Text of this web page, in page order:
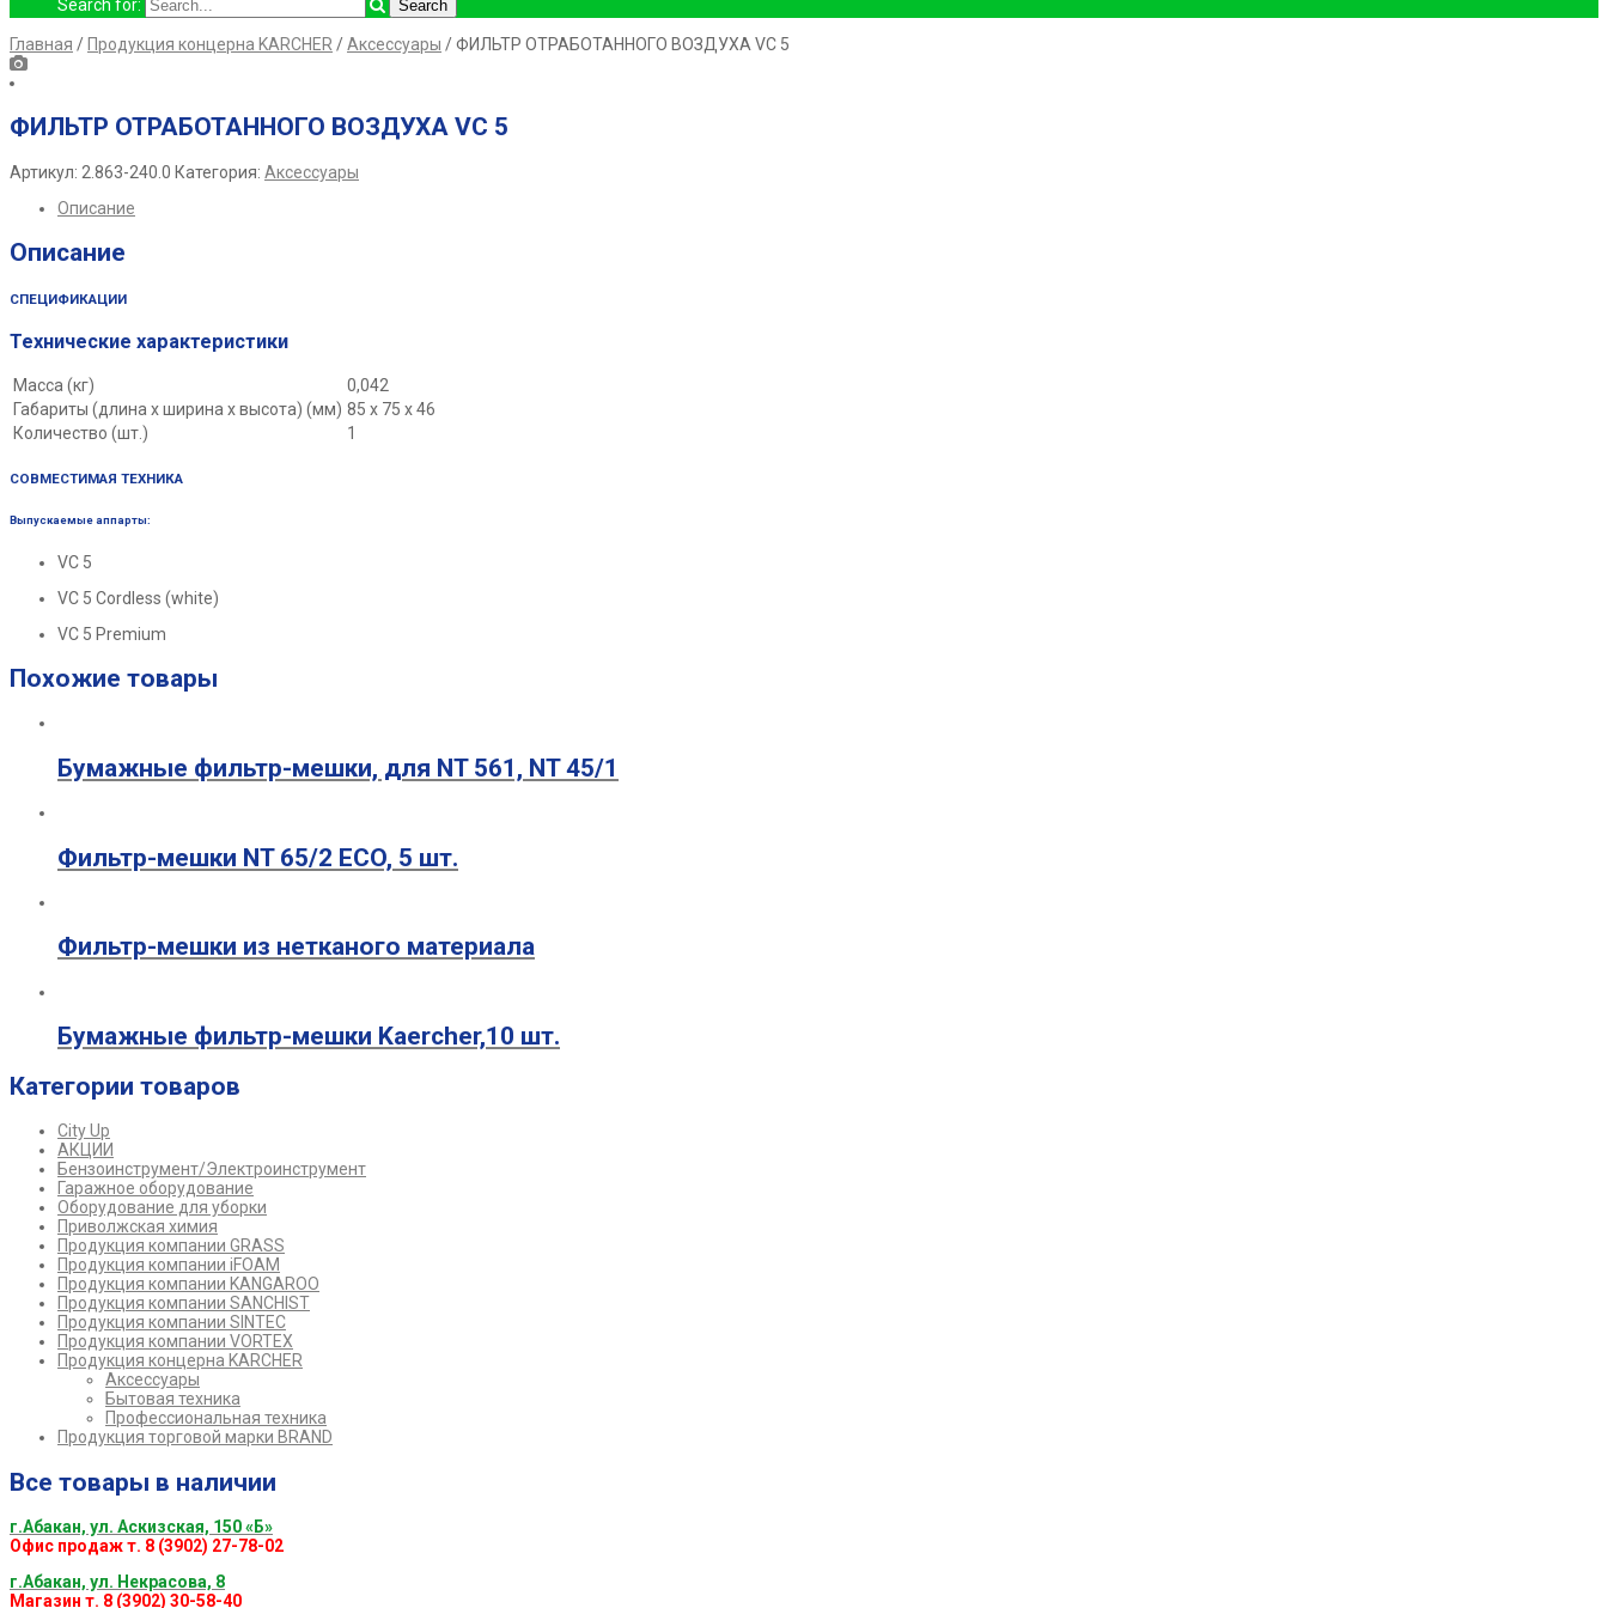
Search for:
Главная / Продукция концерна KARCHER /Аксессуары / ФИЛЬТР ОТРАБОТАННОГО ВОЗДУХА VC 5
ФИЛЬТР ОТРАБОТАННОГО ВОЗДУХА VC 5
Артикул: 2.863-240.0 Категория: Аксессуары
Описание
Описание
СПЕЦИФИКАЦИИ
Технические характеристики
Масса (кг)
0,042
Габариты (длина х ширина х высота) (мм) 85 x 75 x 46
Количество (шт.)
1
СОВМЕСТИМАЯ ТЕХНИКА
Выпускаемые аппарты:
VC 5
VC 5 Cordless (white)
VC 5 Premium
Похожие товары
Бумажные фильтр-мешки, для NT 561, NT 45/1
Фильтр-мешки NT 65/2 ECO, 5 шт.
Фильтр-мешки из нетканого материала
Бумажные фильтр-мешки Kaercher,10 шт.
Категории товаров
City Up
АКЦИИ
Бензоинструмент/Электроинструмент
Гаражное оборудование
Оборудование для уборки
Приволжская химия
Продукция компании GRASS
Продукция компании iFOAM
Продукция компании KANGAROO
Продукция компании SANCHIST
Продукция компании SINTEC
Продукция компании VORTEX
Продукция концерна KARCHER
Аксессуары
Бытовая техника
Профессиональная техника
Продукция торговой марки BRAND
Все товары в наличии
г.Абакан, ул. Аскизская, 150 «Б»
Офис продаж т. 8 (3902) 27-78-02
г.Абакан, ул. Некрасова, 8
Магазин т. 8 (3902) 30-58-40